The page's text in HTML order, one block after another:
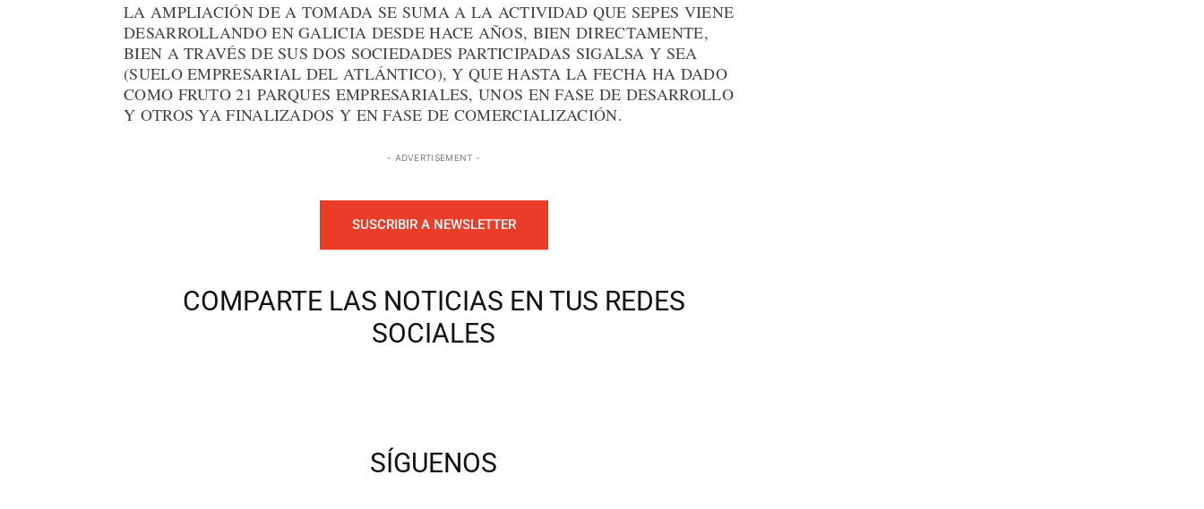
LA AMPLIACIÓN DE A TOMADA SE SUMA A LA ACTIVIDAD QUE SEPES VIENE
DESARROLLANDO EN GALICIA DESDE HACE AÑOS, BIEN DIRECTAMENTE,
BIEN A TRAVÉS DE SUS DOS SOCIEDADES PARTICIPADAS SIGALSA Y SEA
(SUELO EMPRESARIAL DEL ATLÁNTICO), Y QUE HASTA LA FECHA HA DADO
COMO FRUTO 21 PARQUES EMPRESARIALES, UNOS EN FASE DE DESARROLLO
Y OTROS YA FINALIZADOS Y EN FASE DE COMERCIALIZACIÓN.
- ADVERTISEMENT -
SUSCRIBIR A NEWSLETTER
COMPARTE LAS NOTICIAS EN TUS REDES
SOCIALES
SÍGUENOS